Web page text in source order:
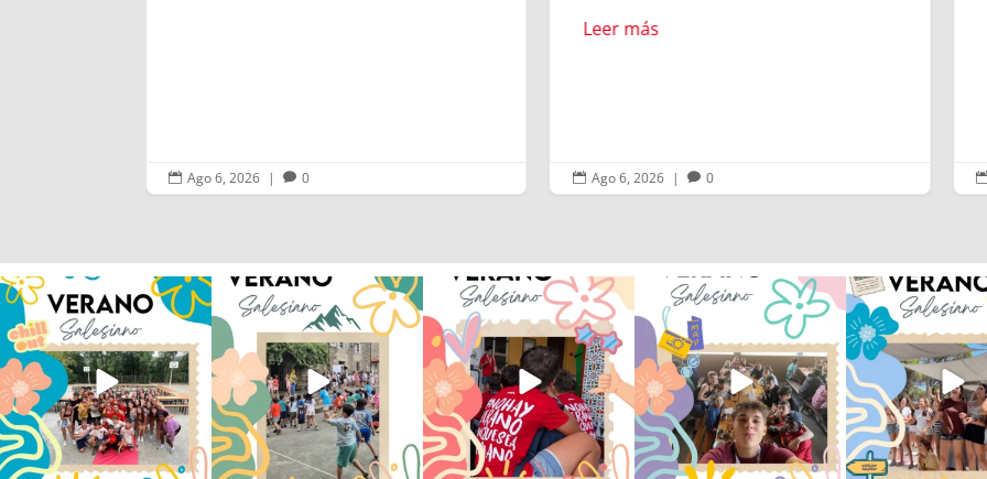
 Ago 6, 2026 |  0
Leer más
 Ago 6, 2026 |  0
Los alumnos de 6º de Primaria, 1º
y 2º de la ESO...
145 2
La diversión y la alegría también
se han sentido
93 0
No hay verano sin que sea
Salesiano ❤️💫 en Luz 4...
194 0
viviendo la alegría en el
campamento Caravio...
91 2
Que bonito todo lo
en el
251